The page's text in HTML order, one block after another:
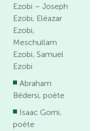
Ezobi – Joseph
Ezobi, Eléazar
Ezobi,
Meschullam
Ezobi, Samuel
Ezobi
Abraham
Bédersi, poète
Isaac Gorni,
poète